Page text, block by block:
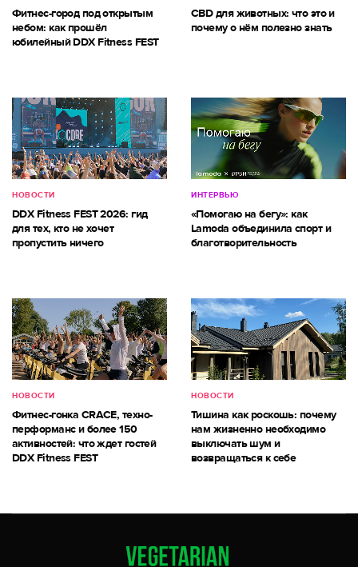
Фитнес-город под открытым
небом: как прошёл
юбилейный DDX Fitness FEST
CBD для животных: что это и
почему о нём полезно знать
НОВОСТИ
DDX Fitness FEST 2026: гид
для тех, кто не хочет
пропустить ничего
ИНТЕРВЬЮ
«Помогаю на бегу»: как
Lamoda объединила спорт и
благотворительность
НОВОСТИ
Фитнес-гонка CRACE, техно-
перформанс и более 150
активностей: что ждет гостей
DDX Fitness FEST
НОВОСТИ
Тишина как роскошь: почему
нам жизненно необходимо
выключать шум и
возвращаться к себе